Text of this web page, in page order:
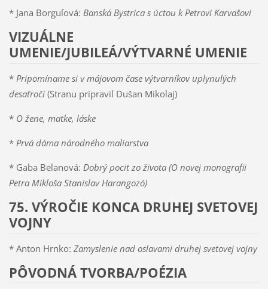
* Jana Borguľová: Banská Bystrica s úctou k Petrovi Karvašovi
VIZUÁLNE
UMENIE/JUBILEÁ/VÝTVARNÉ UMENIE
* Pripomíname si v májovom čase výtvarníkov uplynulých
desaťročí(Stranu pripravil Dušan Mikolaj)
* O žene, matke, láske
* Prvá dáma národného maliarstva
* Gaba Belanová: Dobrý pocit zo života (O novej monografii
Petra Mikloša Stanislav Harangozó)
75. VÝROČIE KONCA DRUHEJ SVETOVEJ
VOJNY
* Anton Hrnko: Zamyslenie nad oslavami druhej svetovej vojny
PÔVODNÁ TVORBA/POÉZIA